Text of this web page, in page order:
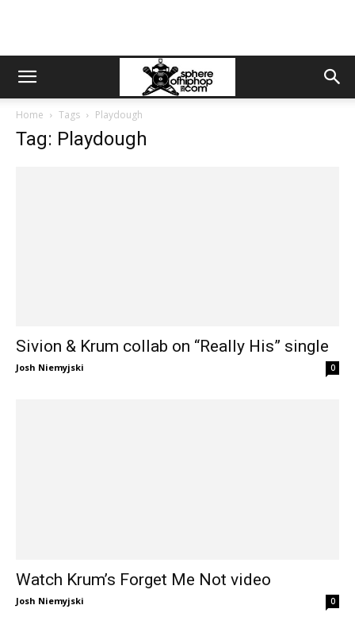
Home Tags Playdough
Tag: Playdough
Sivion & Krum collab on “Really His” single
Josh Niemyjski 0
Watch Krum’s Forget Me Not video
Josh Niemyjski 0